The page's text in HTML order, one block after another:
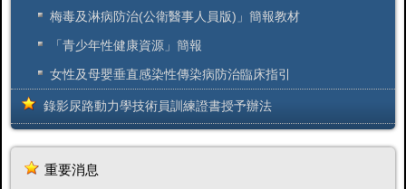
梅毒及淋病防治(公衛醫事人員版)」簡報教材
「青少年性健康資源」簡報
女性及母嬰垂直感染性傳染病防治臨床指引
錄影尿路動力學技術員訓練證書授予辦法
重要消息